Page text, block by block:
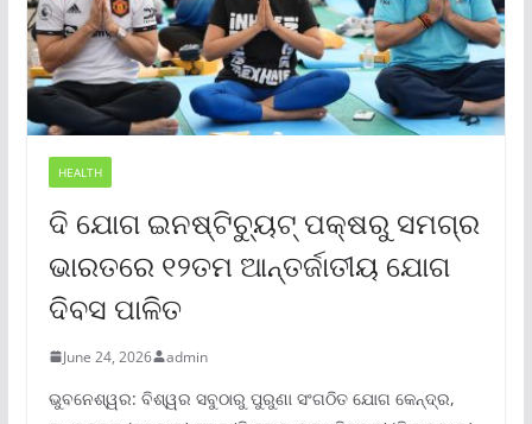
HEALTH
ଦି ଯୋଗ ଇନଷ୍ଟିଚ୍ୟୁଟ୍ ପକ୍ଷରୁ ସମଗ୍ର
ଭାରତରେ ୧୨ତମ ଆନ୍ତର୍ଜାତୀୟ ଯୋଗ
ଦିବସ ପାଳିତ
June 24, 2026 admin
ଭୁବନେଶ୍ୱର: ବିଶ୍ୱର ସବୁଠାରୁ ପୁରୁଣା ସଂଗଠିତ ଯୋଗ କେନ୍ଦ୍ର,